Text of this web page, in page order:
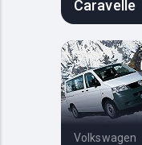
Caravelle
Volkswagen